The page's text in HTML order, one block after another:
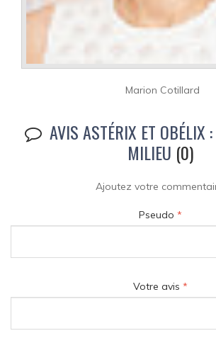
Marion Cotillard
AVIS ASTÉRIX ET OBÉLIX
MILIEU (0)
Ajoutez votre
Pseudo *
Votre avis *